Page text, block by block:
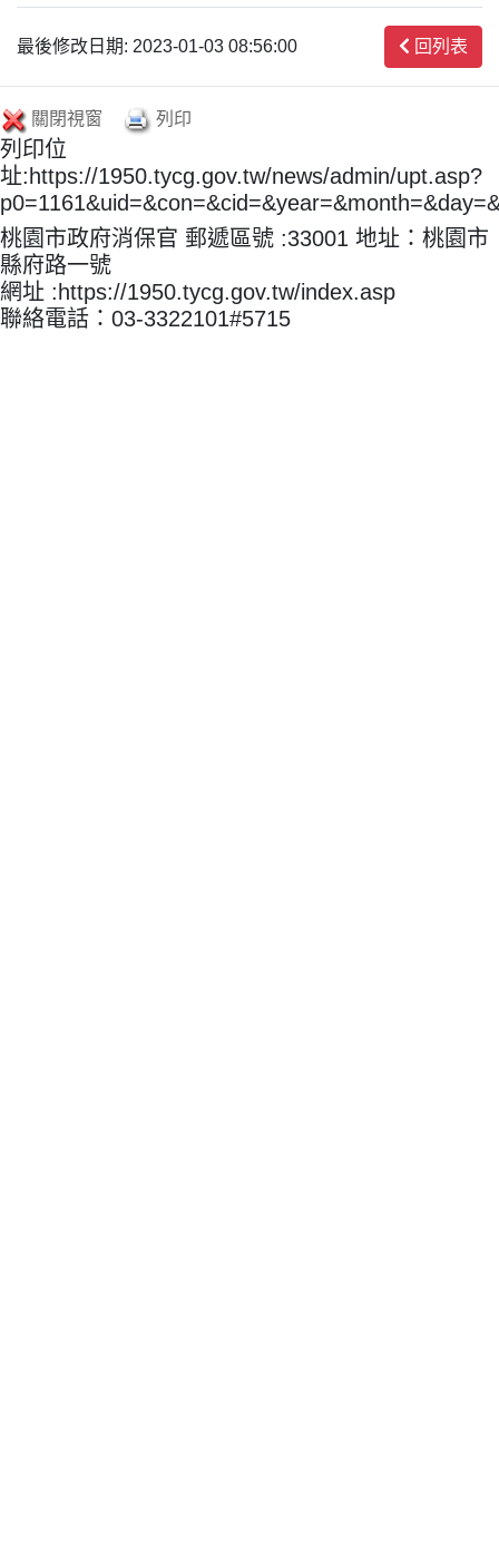
最後修改日期: 2023-01-03 08:56:00 回列表
關閉視窗 列印
列印位
址:https://1950.tycg.gov.tw/news/admin/upt.asp?
桃園市政府消保官 郵遞區號 :33001 地址：桃園市
縣府路一號
網址 :https://1950.tycg.gov.tw/index.asp
聯絡電話：03-3322101#5715